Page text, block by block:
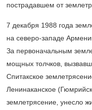
пострадавшем от
7 декабря 1988 года
на северо-западе
За первоначальным
мощных толчков,
Спитакское
Ленинаканское
землетрясение, унесло